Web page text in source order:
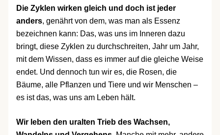
Die Zyklen wirken gleich und doch ist jeder
anders, genährt von dem, was man als Essenz
bezeichnen kann: Das, was uns im Inneren dazu
bringt, diese Zyklen zu durchschreiten, Jahr um Jahr,
mit dem Wissen, dass es immer auf die gleiche Weise
endet. Und dennoch tun wir es, die Rosen, die
Bäume, alle Pflanzen und Tiere und wir Menschen –
es ist das, was uns am Leben hält.
Wir leben den uralten Trieb des Wachsen,